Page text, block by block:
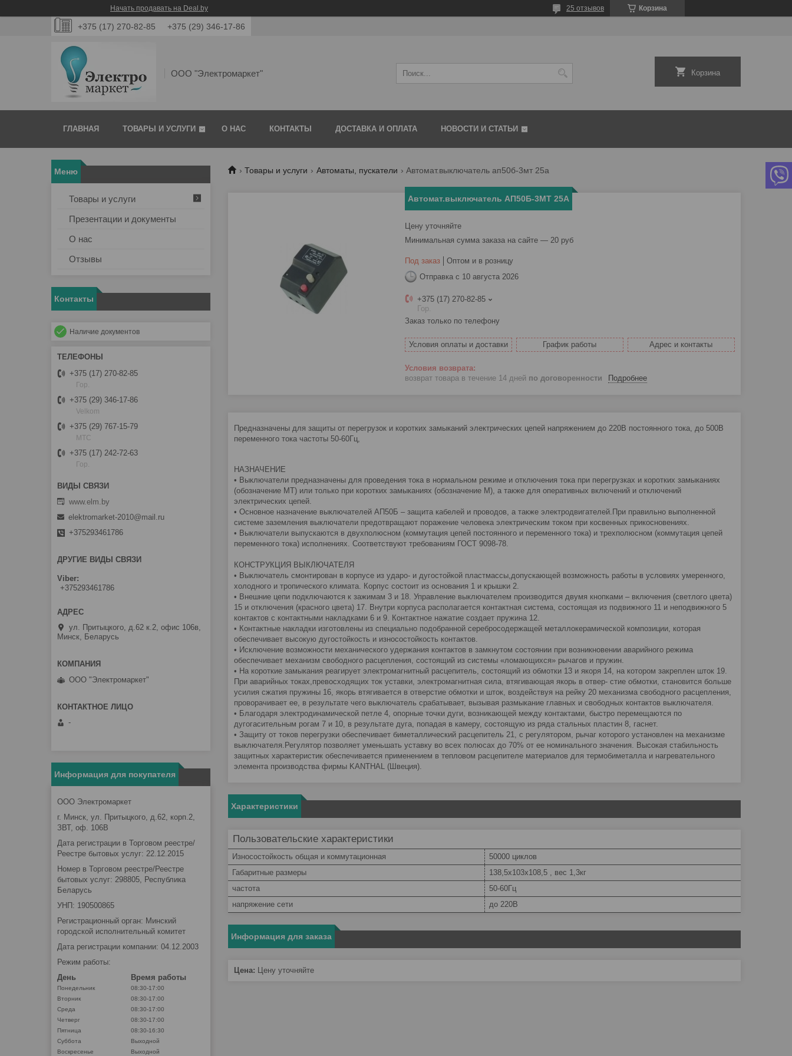
Начать продавать на Deal.by Корзина
25 отзывов
+375 (17) 270-82-85 +375 (29) 346-17-86
ООО "Электромаркет" Корзина
ГЛАВНАЯ ТОВАРЫ И УСЛУГИ О НАС КОНТАКТЫ ДОСТАВКА И ОПЛАТА НОВОСТИ И СТАТЬИ
Товары и услуги Автоматы, пускатели Автомат.выключатель ап50б-3мт 25а
Автомат.выключатель АП50Б-3МТ 25А
Цену уточняйте
Минимальная сумма заказа на сайте — 20 руб
Под заказ
Оптом и в розницу
Отправка с 10 августа 2026
+375 (17) 270-82-85
Гор.
Заказ только по телефону
Условия оплаты и доставки График работы Адрес и контакты
возврат товара в течение 14 дней по договоренности Подробнее
Предназначены для защиты от перегрузок и коротких замыканий электрических цепей напряжением до 220В постоянного тока, до 500В
переменного тока частоты 50-60Гц,
НАЗНАЧЕНИЕ
• Выключатели предназначены для проведения тока в нормальном режиме и отключения тока при перегрузках и коротких замыканиях
(обозначение МТ) или только при коротких замыканиях (обозначение М), а также для оперативных включений и отключений
электрических цепей.
• Основное назначение выключателей АП50Б – защита кабелей и проводов, а также электродвигателей.При правильно выполненной
системе заземления выключатели предотвращают поражение человека электрическим током при косвенных прикосновениях.
• Выключатели выпускаются в двухполюсном (коммутация цепей постоянного и переменного тока) и трехполюсном (коммутация цепей
переменного тока) исполнениях. Соответствуют требованиям ГОСТ 9098-78.
КОНСТРУКЦИЯ ВЫКЛЮЧАТЕЛЯ
• Выключатель смонтирован в корпусе из ударо- и дугостойкой пластмассы,допускающей возможность работы в условиях умеренного,
холодного и тропического климата. Корпус состоит из основания 1 и крышки 2.
• Внешние цепи подключаются к зажимам 3 и 18. Управление выключателем производится двумя кнопками – включения (светлого цвета)
15 и отключения (красного цвета) 17. Внутри корпуса располагается контактная система, состоящая из подвижного 11 и неподвижного 5
контактов с контактными накладками 6 и 9. Контактное нажатие создает пружина 12.
• Контактные накладки изготовлены из специально подобранной серебросодержащей металлокерамической композиции, которая
обеспечивает высокую дугостойкость и износостойкость контактов.
• Исключение возможности механического удержания контактов в замкнутом состоянии при возникновении аварийного режима
обеспечивает механизм свободного расцепления, состоящий из системы «ломающихся» рычагов и пружин.
• На короткие замыкания реагирует электромагнитный расцепитель, состоящий из обмотки 13 и якоря 14, на котором закреплен шток 19.
При аварийных токах,превосходящих ток уставки, электромагнитная сила, втягивающая якорь в отвер- стие обмотки, становится больше
усилия сжатия пружины 16, якорь втягивается в отверстие обмотки и шток, воздействуя на рейку 20 механизма свободного расцепления,
проворачивает ее, в результате чего выключатель срабатывает, вызывая размыкание главных и свободных контактов выключателя.
• Благодаря электродинамической петле 4, опорные точки дуги, возникающей между контактами, быстро перемещаются по
дугогасительным рогам 7 и 10, в результате дуга, попадая в камеру, состоящую из ряда стальных пластин 8, гаснет.
• Защиту от токов перегрузки обеспечивает биметаллический расцепитель 21, с регулятором, рычаг которого установлен на механизме
выключателя.Регулятор позволяет уменьшать уставку во всех полюсах до 70% от ее номинального значения. Высокая стабильность
защитных характеристик обеспечивается применением в тепловом расцепителе материалов для термобиметалла и нагревательного
элемента производства фирмы KANTHAL (Швеция).
Характеристики
Пользовательские характеристики
Износостойкость общая и коммутационная
50000 циклов
Габаритные размеры
138,5х103х108,5 , вес 1,3кг
частота
50-60Гц
напряжение сети
до 220В
Информация для заказа
Цена: Цену уточняйте
Товары и услуги
Презентации и документы
О нас
Отзывы
Контакты
Наличие документов
+375 (17) 270-82-85
Гор.
+375 (29) 346-17-86
Velkom
+375 (29) 767-15-79
MTC
+375 (17) 242-72-63
Гор.
www.elm.by
elektromarket-2010@mail.ru
+375293461786
ДРУГИЕ ВИДЫ СВЯЗИ
Viber
+375293461786
ул. Притыцкого, д.62 к.2, офис 106в,
Минск, Беларусь
ООО "Электромаркет"
-
Информация для покупателя
ООО Электромаркет
г. Минск, ул. Притыцкого, д.62, корп.2,
ЗВТ, оф. 106В
Дата регистрации в Торговом реестре/
Реестре бытовых услуг: 22.12.2015
Номер в Торговом реестре/Реестре
бытовых услуг: 298805, Республика
Беларусь
УНП: 190500865
Регистрационный орган: Минский
городской исполнительный комитет
Дата регистрации компании: 04.12.2003
Режим работы:
День
Время работы
Понедельник
08:30-17:00
Вторник
08:30-17:00
Среда
08:30-17:00
Четверг
08:30-17:00
Пятница
08:30-16:30
Суббота
Выходной
Воскресенье
Выходной